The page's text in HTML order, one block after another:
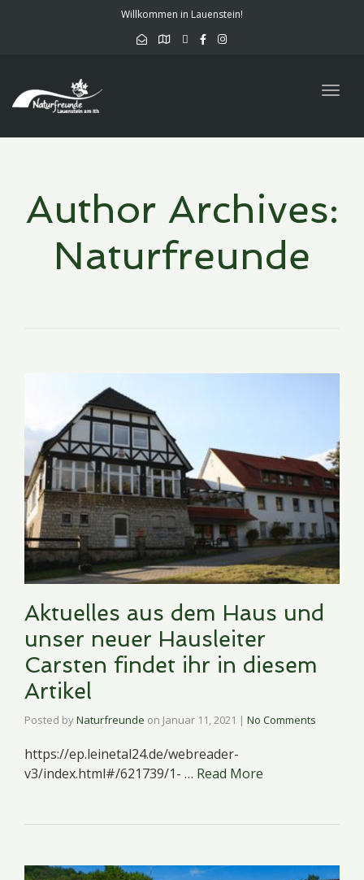
Willkommen in Lauenstein!
Author Archives:
Naturfreunde
Aktuelles aus dem Haus und
unser neuer Hausleiter
Carsten findet ihr in diesem
Artikel
Posted byNaturfreunde on Januar 11, 2021 | No Comments
https://ep.leinetal24.de/webreader-
v3/index.html#/621739/1- … Read More